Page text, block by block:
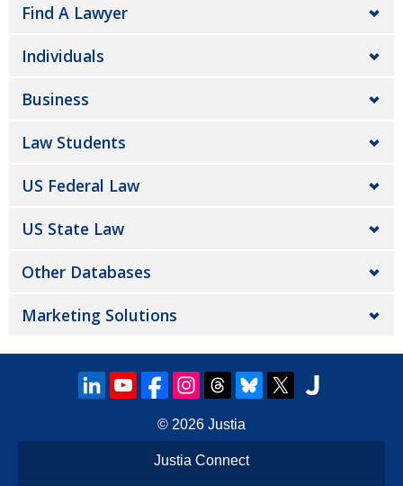
Find A Lawyer
Individuals
Business
Law Students
US Federal Law
US State Law
Other Databases
Marketing Solutions
© 2026 Justia
Justia Connect